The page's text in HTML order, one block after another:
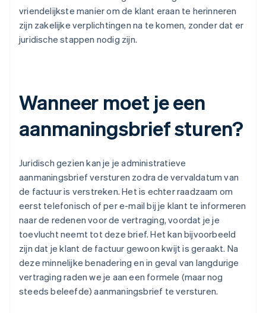
vriendelijkste manier om de klant eraan te herinneren
zijn zakelijke verplichtingen na te komen, zonder dat er
juridische stappen nodig zijn.
Wanneer moet je een
aanmaningsbrief sturen?
Juridisch gezien kan je je administratieve
aanmaningsbrief versturen zodra de vervaldatum van
de factuur is verstreken. Het is echter raadzaam om
eerst telefonisch of per e-mail bij je klant te informeren
naar de redenen voor de vertraging, voordat je je
toevlucht neemt tot deze brief. Het kan bijvoorbeeld
zijn dat je klant de factuur gewoon kwijt is geraakt. Na
deze minnelijke benadering en in geval van langdurige
vertraging raden we je aan een formele (maar nog
steeds beleefde) aanmaningsbrief te versturen.